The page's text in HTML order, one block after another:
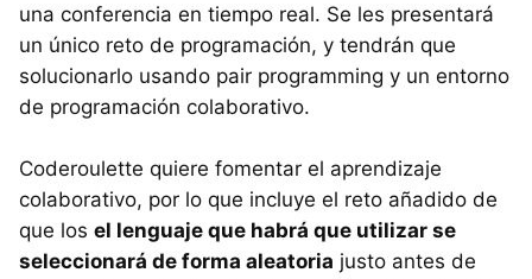
una conferencia en tiempo real. Se les presentará
un único reto de programación, y tendrán que
solucionarlo usando pair programming y un entorno
de programación colaborativo.
Coderoulette quiere fomentar el aprendizaje
colaborativo, por lo que incluye el reto añadido de
que los el lenguaje que habrá que utilizar se
seleccionará de forma aleatoria justo antes de